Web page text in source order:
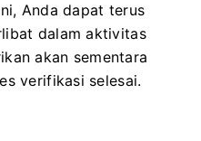
Anda dapat terus
dalam aktivitas
akan sementara
verifikasi selesai.